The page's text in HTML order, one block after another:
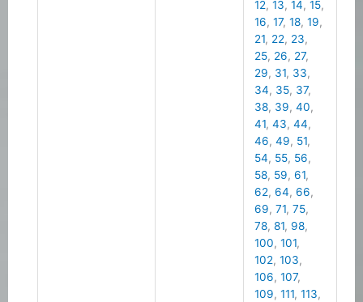
12,13,14,15,
16,17,18,19,
21, 22, 23,
25, 26, 27,
29, 31, 33,
34, 35, 37,
38, 39,40,
41,43,44,
46,49, 51,
54, 55, 56,
58, 59,61,
62,64,66,
69,71,75,
78,81, 98,
100,101,
102,103,
106,107,
109,111,113,